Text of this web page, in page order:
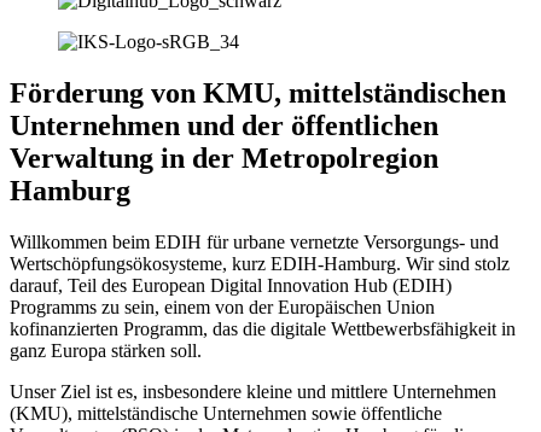
Förderung von KMU, mittelständischen
Unternehmen und der öffentlichen
Verwaltung in der Metropolregion
Hamburg
Willkommen beim EDIH für urbane vernetzte Versorgungs- und
Wertschöpfungsökosysteme, kurz EDIH-Hamburg. Wir sind stolz
darauf, Teil des European Digital Innovation Hub (EDIH)
Programms zu sein, einem von der Europäischen Union
kofinanzierten Programm, das die digitale Wettbewerbsfähigkeit in
ganz Europa stärken soll.
Unser Ziel ist es, insbesondere kleine und mittlere Unternehmen
(KMU), mittelständische Unternehmen sowie öffentliche